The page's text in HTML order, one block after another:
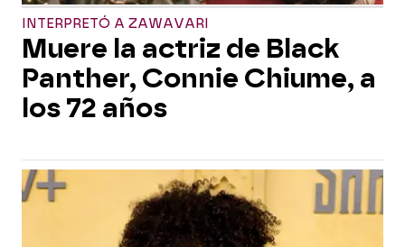
INTERPRETÓ A ZAWAVARI
Muere la actriz de Black
Panther, Connie Chiume, a
los 72 años